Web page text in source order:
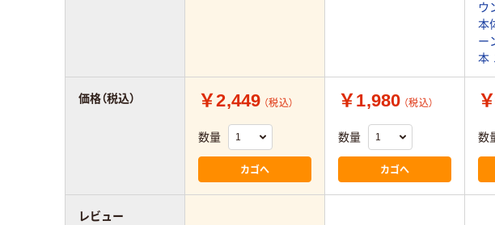
ウ
本
ー
本
￥2,449 （税込）
数量
カゴへ
￥1,980 （税込）
数量
カゴへ
数
価格（税込）
レビュー